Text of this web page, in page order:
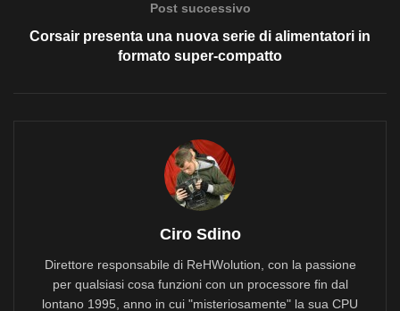
Post successivo
Corsair presenta una nuova serie di alimentatori in
formato super-compatto
Ciro Sdino
Direttore responsabile di ReHWolution, con la passione
per qualsiasi cosa funzioni con un processore fin dal
lontano 1995, anno in cui "misteriosamente" la sua CPU